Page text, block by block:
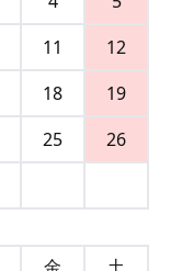
11
12
18
19
25
26
金
土